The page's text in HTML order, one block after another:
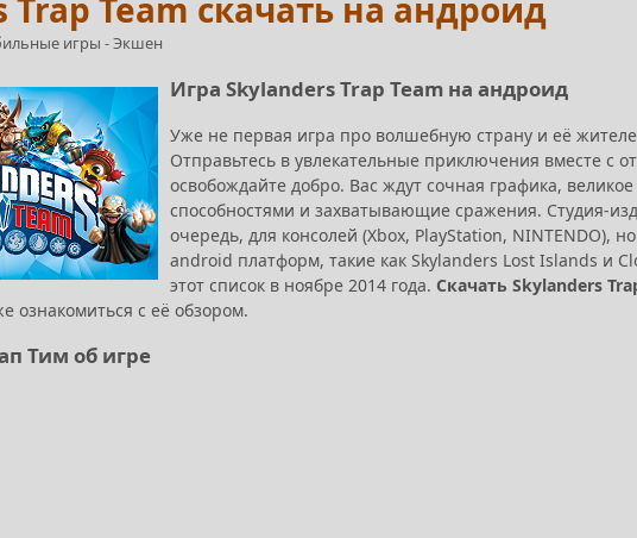
Trap Team скачать на андроид
игры -Экшен
Игра Skylanders Trap Team на андроид
Уже не первая игра про волшебную страну и её
Отправьтесь в увлекательные приключения вместе с
освобождайте добро. Вас ждут сочная графика,
способностями и захватывающие сражения. Студия-
очередь, для консолей (Xbox, PlayStation, NINTENDO),
android платформ, такие как Skylanders Lost Islands и
этот список в ноябре 2014 года. Скачать Skylanders
ознакомиться с её обзором.
Тим об игре